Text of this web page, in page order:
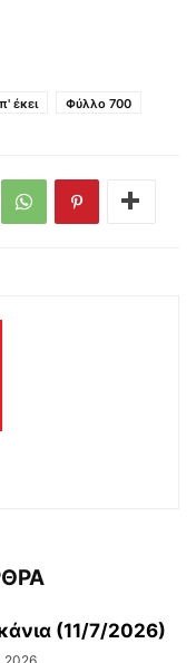
έκει Φύλλο 700
(11/7/2026)